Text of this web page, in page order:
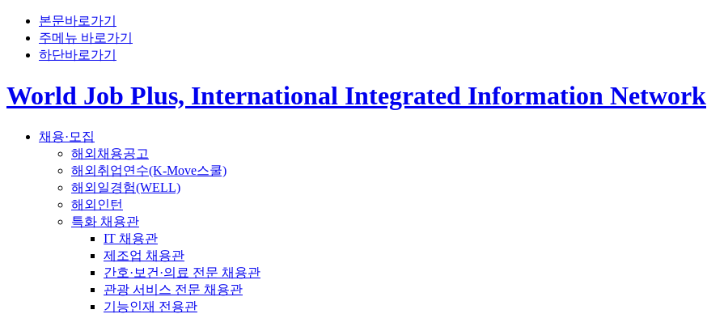
본문바로가기
주메뉴 바로가기
하단바로가기
World Job Plus, International Integrated Information Network
채용·모집
해외채용공고
해외취업연수(K-Move스쿨)
해외일경험(WELL)
해외인턴
특화 채용관
IT 채용관
제조업 채용관
간호·보건·의료 전문 채용관
관광 서비스 전문 채용관
기능인재 전용관